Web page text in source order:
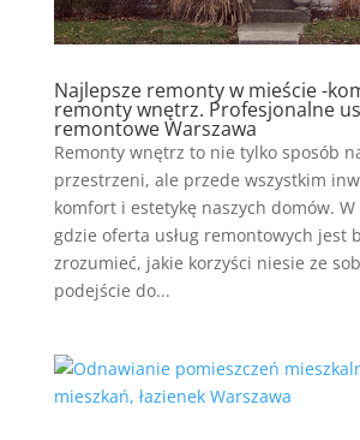
Najlepsze remonty w mieście -
remonty wnętrz. Profesjonalne
remontowe Warszawa
Remonty wnętrz to nie tylko sposób
przestrzeni, ale przede wszystkim
komfort i estetykę naszych domów. W
gdzie oferta usług remontowych jest
zrozumieć, jakie korzyści niesie ze
podejście do...